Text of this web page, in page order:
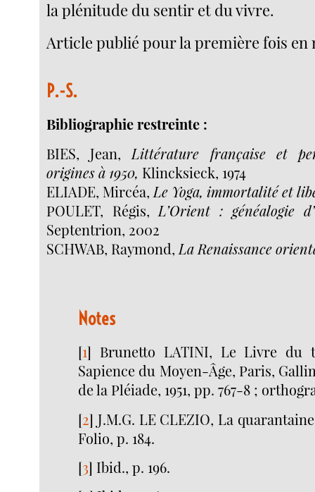
la plénitude du sentir et du vivre.
Article publié pour la première fois en
P.-S.
Bibliographierestreinte :
BIES, Jean, Littérature française et
origines à 1950, Klincksieck, 1974
ELIADE, Mircéa, Le Yoga, immortalité et
POULET, Régis, L’Orient : généalogie
Septentrion, 2002
SCHWAB, Raymond, La Renaissance
Notes
[1] Brunetto LATINI, Le Livre du
Sapience du Moyen-Âge, Paris,
de la Pléiade, 1951, pp. 767-8 ;
[2] J.M.G. LE CLEZIO, La
Folio, p. 184.
[3] Ibid., p. 196.